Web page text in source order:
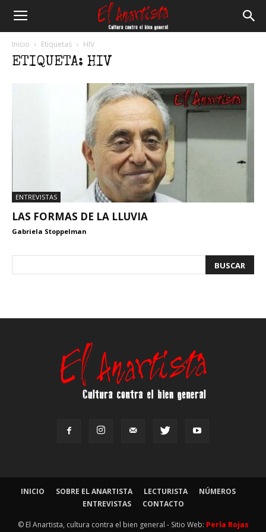
Inicio Etiquetas HIV
ETIQUETA: HIV
ENTREVISTAS
LAS FORMAS DE LA LLUVIA
Gabriela Stoppelman
INICIO SOBRE EL ANARTISTA LECTURISTA
NÚMEROS
ENTREVISTAS
CONTACTO
© El Anartista, cultura contra el bien general - Sitio Web: Perla Rojas